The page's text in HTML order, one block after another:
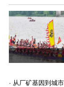
· 从厂矿基因到城